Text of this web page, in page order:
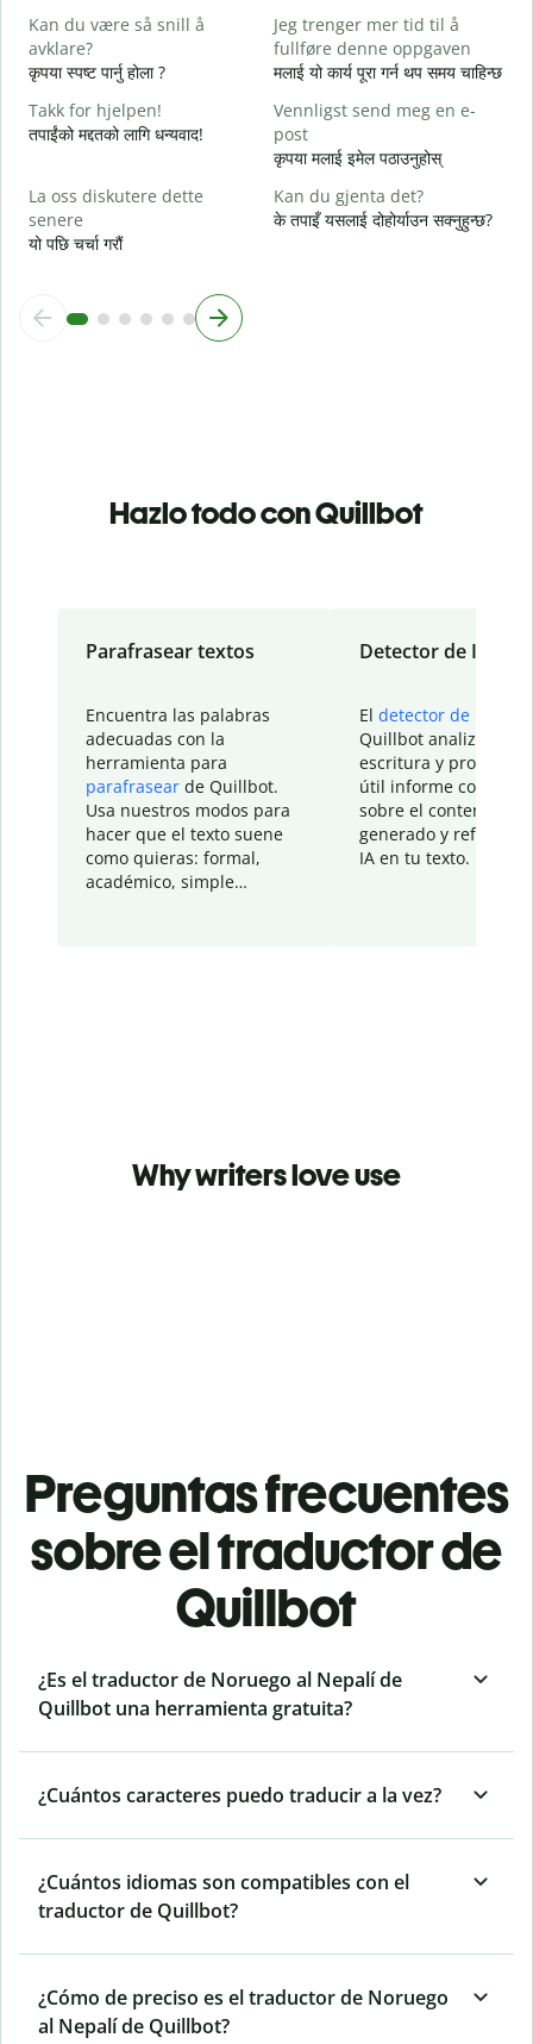
Kan du være så snill å
avklare?
कृपया स्पष्ट पार्नु होला ?
Jeg trenger mer tid til å
fullføre denne oppgaven
मलाई यो कार्य पूरा गर्न थप समय चाहिन्छ
Takk for hjelpen!
तपाईंको मद्दतको लागि धन्यवाद!
Vennligst send meg en e-
post
कृपया मलाई इमेल पठाउनुहोस्
La oss diskutere dette
senere
यो पछि चर्चा गरौं
Kan du gjenta det?
के तपाइँ यसलाई दोहोर्याउन सक्नुहुन्छ?
Hazlo todo con Quillbot
Parafrasear textos
Encuentra las palabras
adecuadas con la
herramienta para
parafrasear de Quillbot.
Usa nuestros modos para
hacer que el texto suene
como quieras: formal,
académico, simple…
Detector de IA
El detector de IA
Quillbot analiza tu
escritura y
útil informe con
sobre el contenido
generado y refinado
IA en tu texto.
Why writers love use
Preguntas frecuentes
sobre el traductor de
Quillbot
¿Es el traductor de Noruego al Nepalí de
Quillbot una herramienta gratuita?
¿Cuántos caracteres puedo traducir a la vez?
¿Cuántos idiomas son compatibles con el
traductor de Quillbot?
¿Cómo de preciso es el traductor de Noruego
al Nepalí de Quillbot?